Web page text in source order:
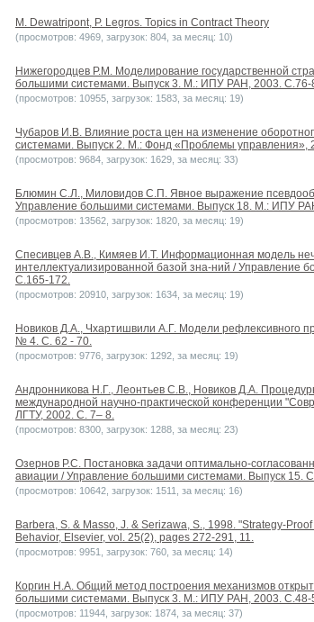
M. Dewatripont, P. Legros. Topics in Contract Theory
(просмотров: 4969, загрузок: 804, за месяц: 10)
Нижегородцев Р.М. Моделирование государственной
большими системами. Выпуск 3. М.: ИПУ РАН, 2003. С.76-
(просмотров: 10955, загрузок: 1583, за месяц: 19)
Чубаров И.В. Влияние роста цен на изменение
системами. Выпуск 2. М.: Фонд «Проблемы управления»,
(просмотров: 9684, загрузок: 1629, за месяц: 33)
Блюмин С.Л., Миловидов С.П. Явное выражение
Управление большими системами. Выпуск 18. М.: ИПУ
(просмотров: 13562, загрузок: 1820, за месяц: 19)
Спесивцев А.В., Кимяев И.Т. Информационная модель
интеллектуализированной базой зна-ний /
С.165-172.
(просмотров: 20910, загрузок: 1634, за месяц: 19)
Новиков Д.А., Чхартишвили А.Г. Модели рефлексивного
№ 4. С. 62 - 70.
(просмотров: 9776, загрузок: 1292, за месяц: 19)
Андронникова Н.Г., Леонтьев С.В., Новиков Д.А.
международной научно-практической конференции
ЛГТУ, 2002. С. 7– 8.
(просмотров: 8300, загрузок: 1288, за месяц: 23)
Озернов Р.С. Постановка задачи оптимально-
авиации / Управление большими системами. Выпуск 15.
(просмотров: 10642, загрузок: 1511, за месяц: 16)
Barbera, S. & Masso, J. & Serizawa, S., 1998. "Strategy-
Behavior, Elsevier, vol. 25(2), pages 272-291, 11.
(просмотров: 9951, загрузок: 760, за месяц: 14)
Коргин Н.А. Общий метод построения механизмов
большими системами. Выпуск 3. М.: ИПУ РАН, 2003. С.48-
(просмотров: 11944, загрузок: 1874, за месяц: 37)